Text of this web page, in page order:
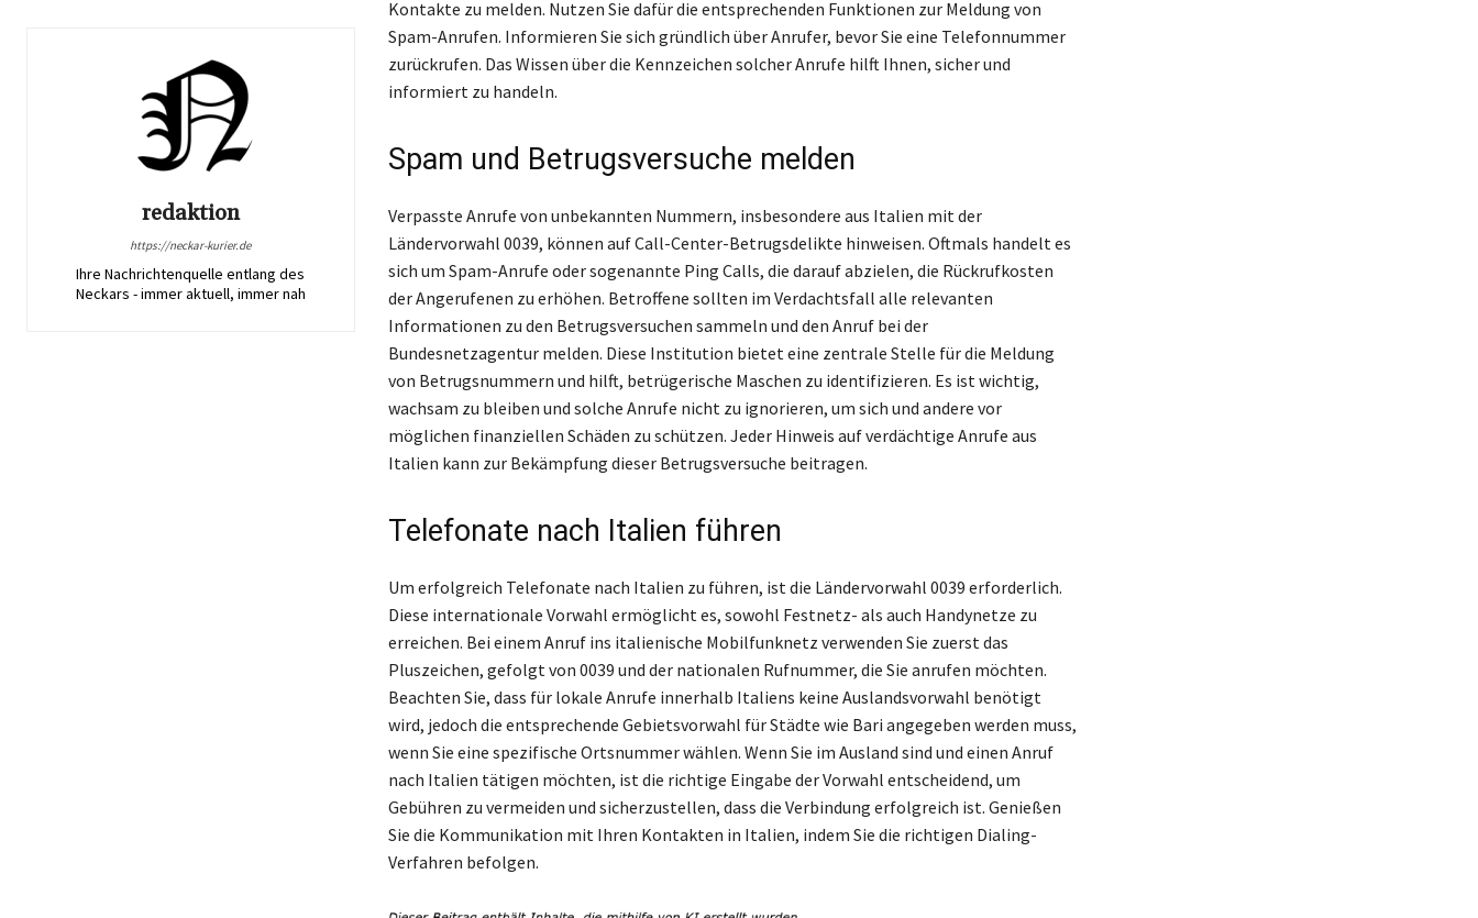
redaktion
https://neckar-kurier.de
Ihre Nachrichtenquelle entlang des
Neckars - immer aktuell, immer nah
Kontakte zu melden. Nutzen Sie dafür die entsprechenden Funktionen zur Meldung von
Spam-Anrufen. Informieren Sie sich gründlich über Anrufer, bevor Sie eine Telefonnummer
zurückrufen. Das Wissen über die Kennzeichen solcher Anrufe hilft Ihnen, sicher und
informiert zu handeln.
Spam und Betrugsversuche melden
Verpasste Anrufe von unbekannten Nummern, insbesondere aus Italien mit der
Ländervorwahl 0039, können auf Call-Center-Betrugsdelikte hinweisen. Oftmals handelt es
sich um Spam-Anrufe oder sogenannte Ping Calls, die darauf abzielen, die Rückrufkosten
der Angerufenen zu erhöhen. Betroffene sollten im Verdachtsfall alle relevanten
Informationen zu den Betrugsversuchen sammeln und den Anruf bei der
Bundesnetzagentur melden. Diese Institution bietet eine zentrale Stelle für die Meldung
von Betrugsnummern und hilft, betrügerische Maschen zu identifizieren. Es ist wichtig,
wachsam zu bleiben und solche Anrufe nicht zu ignorieren, um sich und andere vor
möglichen finanziellen Schäden zu schützen. Jeder Hinweis auf verdächtige Anrufe aus
Italien kann zur Bekämpfung dieser Betrugsversuche beitragen.
Telefonate nach Italien führen
Um erfolgreich Telefonate nach Italien zu führen, ist die Ländervorwahl 0039 erforderlich.
Diese internationale Vorwahl ermöglicht es, sowohl Festnetz- als auch Handynetze zu
erreichen. Bei einem Anruf ins italienische Mobilfunknetz verwenden Sie zuerst das
Pluszeichen, gefolgt von 0039 und der nationalen Rufnummer, die Sie anrufen möchten.
Beachten Sie, dass für lokale Anrufe innerhalb Italiens keine Auslandsvorwahl benötigt
wird, jedoch die entsprechende Gebietsvorwahl für Städte wie Bari angegeben werden muss,
wenn Sie eine spezifische Ortsnummer wählen. Wenn Sie im Ausland sind und einen Anruf
nach Italien tätigen möchten, ist die richtige Eingabe der Vorwahl entscheidend, um
Gebühren zu vermeiden und sicherzustellen, dass die Verbindung erfolgreich ist. Genießen
Sie die Kommunikation mit Ihren Kontakten in Italien, indem Sie die richtigen Dialing-
Verfahren befolgen.